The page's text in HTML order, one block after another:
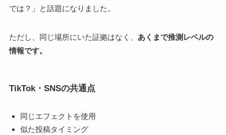
では？」と話題になりました。
ただし、同じ場所にいた証拠はなく、 あくまで推測レベルの
情報です。
TikTok・SNSの共通点
同じエフェクトを使用
似た投稿タイミング